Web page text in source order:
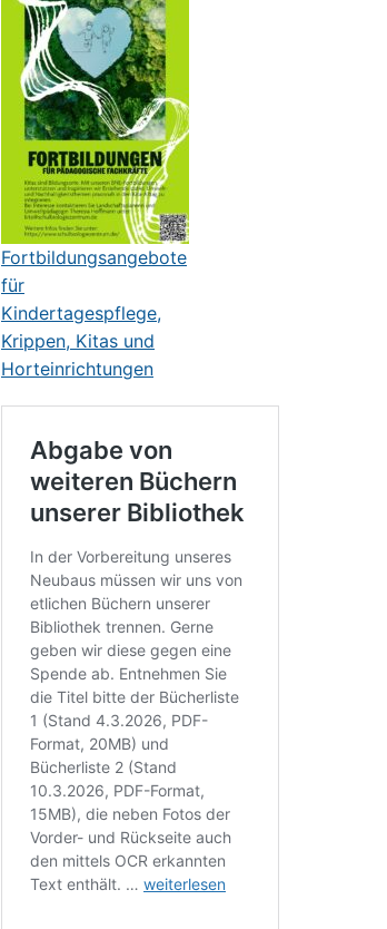
Fortbildungsangebote
für
Kindertagespflege,
Krippen, Kitas und
Horteinrichtungen